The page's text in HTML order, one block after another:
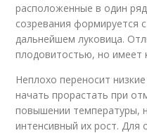
расположенные в один
созревания формируется
дальнейшем луковица.
плодовитостью, но имеет
Неплохо переносит
начать прорастать при
повышении температуры,
интенсивный их рост. Для